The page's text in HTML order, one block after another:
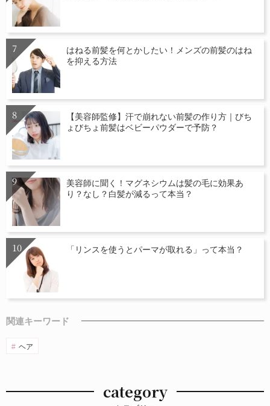
はねる前髪を何とかしたい！メンズの前髪のはね
を抑える方法
【美容師監修】汗で崩れない前髪の作り方｜びち
ょびちょ前髪はベビーパウダーで予防？
美容師に聞く！マグネシウムは髪の毛に効果あ
り？なし？白髪が減るって本当？
「リンスを使うとパーマが取れる」って本当？
関連キーワード
ヘア
category